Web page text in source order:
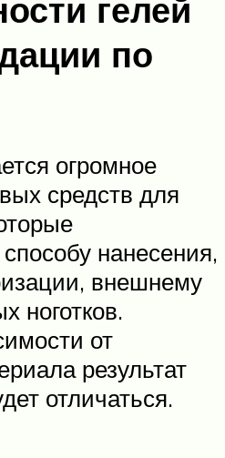
гелей
по
огромное
средств для
нанесения,
внешнему
ноготков.
от
результат
отличаться.